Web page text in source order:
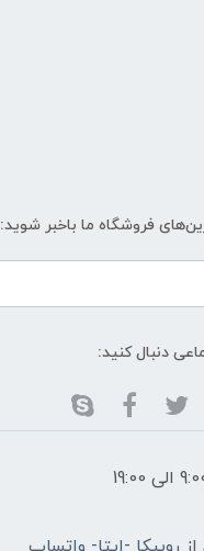
فروشگاه ما باخبر شوید:
دنبال کنید: